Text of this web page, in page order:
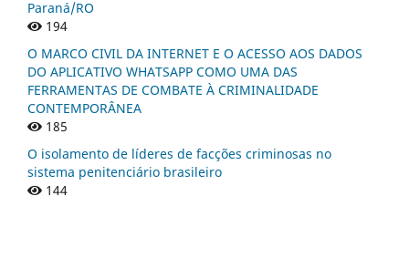
Paraná/RO
194
O MARCO CIVIL DA INTERNET E O ACESSO AOS DADOS
DO APLICATIVO WHATSAPP COMO UMA DAS
FERRAMENTAS DE COMBATE À CRIMINALIDADE
CONTEMPORÂNEA
185
O isolamento de líderes de facções criminosas no
sistema penitenciário brasileiro
144